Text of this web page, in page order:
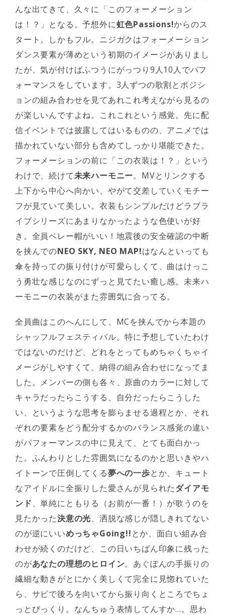
んな出てきて、久々に「このフォーメーション
は！？」となる。予想外に虹色Passions!からのス
タート。しかもフル。ニジガクはフォーメーション
ダンス要素が薄めという初期のイメージがありまし
たが、気が付けばふつうにがっつり9人10人でパフ
ォーマンスをしています。3人ずつの歌割とポジシ
ョンの組み合わせを見てあれこれ考えながら見るの
が楽しいんですよね。これこれという感覚。先に配
信イベントでは披露してはいるものの、アニメでは
描かれていない部分も含めてしっかり堪能できた。
フォーメーションの前に「この衣装は！？」という
わけで、続けて未来ハーモニー。MVとリンクする
上下から中心へ向かい、やがて交差していくモチー
フが見ていて美しい。衣装もシンプルだけどラブラ
イブシリーズにあまりなかったような色使いが好
き。全員ベレー帽がいい！地震後の安全確認の中断
を挟んでのNEO SKY, NEO MAP!はなんといっても
傘を持っての振り付けが可愛らしくて、曲はけっこ
う勇壮な感じなのにずっと見てたい癒し感。未来ハ
ーモニーの衣装がまた雰囲気に合ってる。
全員曲はこのへんにして、MCを挟んでから本題の
シャッフルフェスティバル。特に予想していたわけ
ではないのだけど、どれをとってもめちゃくちゃイ
メージがしやすくて、納得の組み合わせになってま
した。メンバーの側も各々、原曲のカラーに対して
キャラだったらこうする、自分だったらこうした
い、というような思考を膨らませる過程とか、それ
ぞれの要素をどう配分するかのバランス感覚の違い
がパフォーマンスの中に見えて、とても面白かっ
た。ふんわりとした雰囲気になるのかと思いきやハ
イトーンで圧倒してくる夢への一歩とか、キュート
なアイドルに全振りした愛さんが見られたダイアモ
ンド、単純にともりる（お前が一番！）が歌うのを
見たかった決意の光、洒脱な感じが隠しきれてない
のが逆にいいめっちゃGoing!!とか、面白い組み合
わせが続くのだけど、この日いちばん印象に残った
のがあなたの理想のヒロイン。あぐぽんの手振りの
繊細な動きがとにかく美しくて完全に見惚れていた
ら、サビで後ろを向いてから振り向くところでちょ
っとびっくり。なんちゅう表情してんすか…。思わ